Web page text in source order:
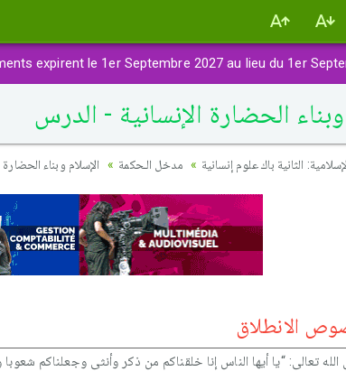
expirent le 1er Septembre 2027 au lieu du 1er
وبناء الحضارة الإنسانية - الدرس
الثانية باك علوم إنسانية مدخل الـحكمة الإسلام وبناء
الانطلاق
الله تعالى: “يا أيها الناس إنا خلقناكم من ذكر وأنثى وجعلناكم شعوبا